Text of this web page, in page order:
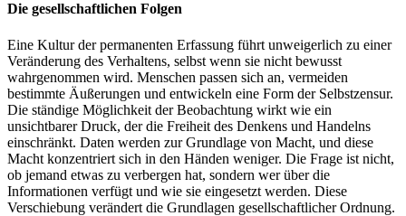
Die gesellschaftlichen Folgen
Eine Kultur der permanenten Erfassung führt unweigerlich zu einer
Veränderung des Verhaltens, selbst wenn sie nicht bewusst
wahrgenommen wird. Menschen passen sich an, vermeiden
bestimmte Äußerungen und entwickeln eine Form der Selbstzensur.
Die ständige Möglichkeit der Beobachtung wirkt wie ein
unsichtbarer Druck, der die Freiheit des Denkens und Handelns
einschränkt. Daten werden zur Grundlage von Macht, und diese
Macht konzentriert sich in den Händen weniger. Die Frage ist nicht,
ob jemand etwas zu verbergen hat, sondern wer über die
Informationen verfügt und wie sie eingesetzt werden. Diese
Verschiebung verändert die Grundlagen gesellschaftlicher Ordnung.